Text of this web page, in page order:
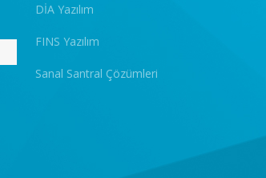
DİA Yazılım
FINS Yazılım
Sanal Santral Çözümleri